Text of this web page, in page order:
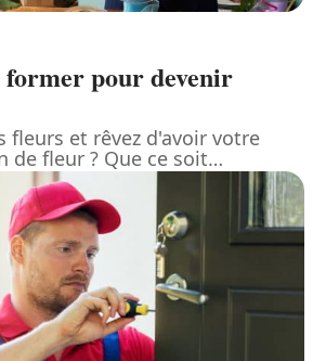
former pour devenir
fleurs et rêvez d'avoir votre
de fleur ? Que ce soit…